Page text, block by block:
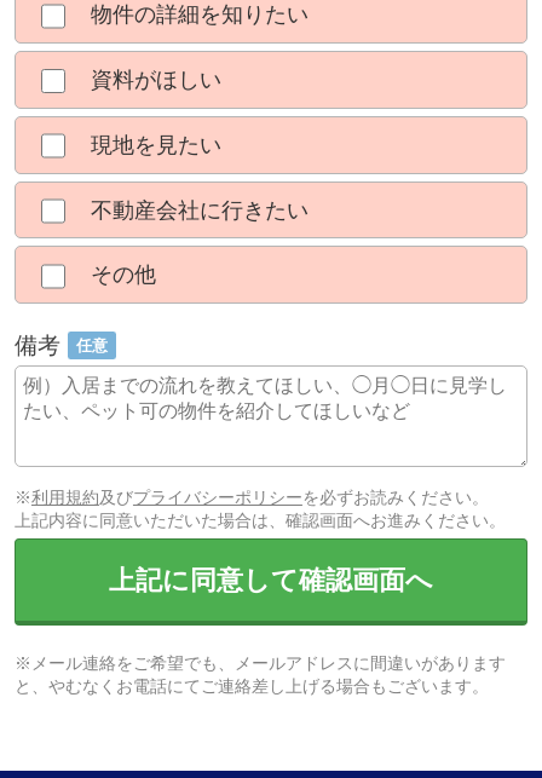
物件の詳細を知りたい
資料がほしい
現地を見たい
不動産会社に行きたい
その他
備考 任意
※利用規約及びプライバシーポリシーを必ずお読みください。
上記内容に同意いただいた場合は、確認画面へお進みください。
上記に同意して確認画面へ
※メール連絡をご希望でも、メールアドレスに間違いがあります
と、やむなくお電話にてご連絡差し上げる場合もございます。